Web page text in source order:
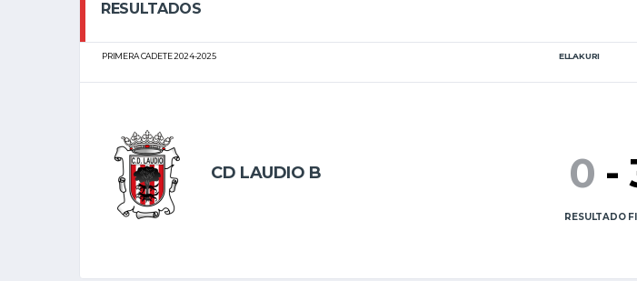
RESULTADOS
PRIMERA CADETE 2024-2025 ELLAKURI
CD LAUDIO B 0 -
RESULTADO